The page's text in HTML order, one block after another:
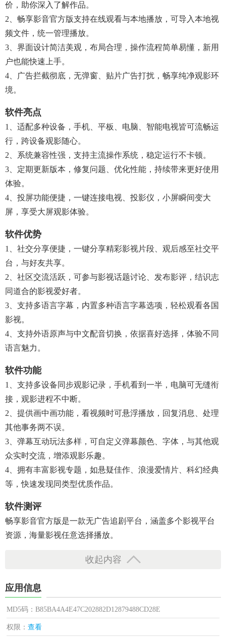
价，助你深入了解作品。​
2、畅享影音官方版支持在线观看与本地播放，可导入本地视
频文件，统一管理播放。​
3、界面设计简洁美观，布局合理，操作流程简单易懂，新用
户也能快速上手。​
4、广告拦截彻底，无弹窗、贴片广告打扰，畅享纯净观影环
境。​
软件亮点
1、适配多种设备，手机、平板、电脑、智能电视皆可流畅运
行，跨设备观影随心。​
2、系统兼容性强，支持主流操作系统，稳定运行不卡顿。​
3、定期更新版本，修复问题、优化性能，持续带来更好使用
体验。​
4、投屏功能便捷，一键连接电视、投影仪，小屏瞬间变大
屏，享受大屏观影体验。
软件优势
1、社交分享便捷，一键分享精彩影视片段、观后感至社交平
台，与好友共享。​
2、社区交流活跃，可参与影视话题讨论、发布影评，结识志
同道合的影视爱好者。​
3、支持多语言字幕，内置多种语言字幕选项，轻松观看各国
影视。​
4、支持外语原声与中文配音切换，依据喜好选择，体验不同
语言魅力。​
软件功能
1、支持多设备同步观影记录，手机看到一半，电脑可无缝衔
接，观影进程不中断。​
2、提供画中画功能，看视频时可悬浮播放，回复消息、处理
其他事务两不误。​
3、弹幕互动玩法多样，可自定义弹幕颜色、字体，与其他观
众实时交流，增添观影乐趣。​
4、拥有丰富影视专题，如悬疑佳作、浪漫爱情片、科幻经典
等，快速发现同类型优质作品。
软件测评
畅享影音官方版是一款无广告追剧平台，涵盖多个影视平台
资源，海量影视任意选择播放。
收起内容
应用信息
MD5码：B85BA4A4E47C202882D12879488CD28E
权限：查看